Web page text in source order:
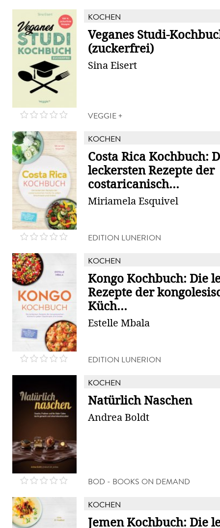
KOCHEN
Veganes Studi-
(zuckerfrei)
Sina Eisert
VEGGIE +
KOCHEN
Costa Rica Kochbuch:
leckersten Rezepte der
costaricanisch...
Miriamela Esquivel
EDITION LUNERION
KOCHEN
Kongo Kochbuch: Die
Rezepte der
Küch...
Estelle Mbala
EDITION LUNERION
KOCHEN
Natürlich Naschen
Andrea Boldt
BOD - BOOKS ON DEMAND
KOCHEN
Jemen Kochbuch: Die